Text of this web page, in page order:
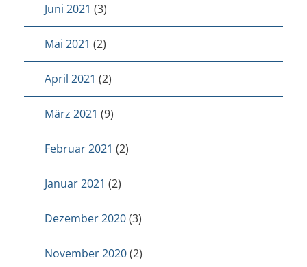
Juni 2021 (3)
Mai 2021 (2)
April 2021 (2)
März 2021 (9)
Februar 2021 (2)
Januar 2021 (2)
Dezember 2020(3)
November 2020(2)